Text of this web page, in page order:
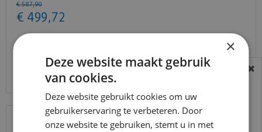
€ 587,90
€ 499,72
Bekijk product
BEREIKBAARHEID
In verband met de vakantie periode zijn wij
t/m 14 augustus telefonisch helaas niet
bereikbaar.
×
Deze website maakt gebruik
van cookies.
Deze website gebruikt cookies om uw
gebruikerservaring te verbeteren. Door
onze website te gebruiken, stemt u in met